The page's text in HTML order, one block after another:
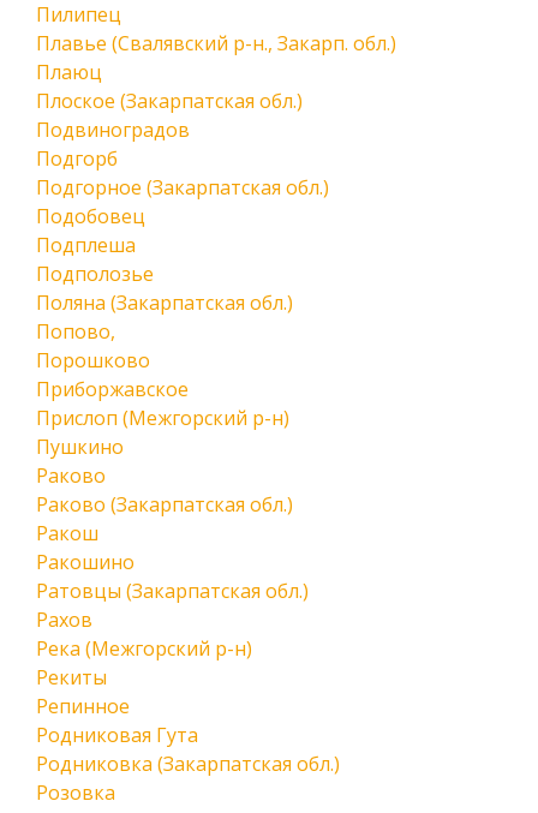
Пилипец
Плавье (Свалявский р-н., Закарп. обл.)
Плаюц
Плоское (Закарпатская обл.)
Подвиноградов
Подгорб
Подгорное (Закарпатская обл.)
Подобовец
Подплеша
Подполозье
Поляна (Закарпатская обл.)
Попово,
Порошково
Приборжавское
Прислоп (Межгорский р-н)
Пушкино
Раково
Раково (Закарпатская обл.)
Ракош
Ракошино
Ратовцы (Закарпатская обл.)
Рахов
Река (Межгорский р-н)
Рекиты
Репинное
Родниковая Гута
Родниковка (Закарпатская обл.)
Розовка